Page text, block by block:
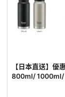
【日本直送】優
800ml/ 1000ml/ 1200ml/